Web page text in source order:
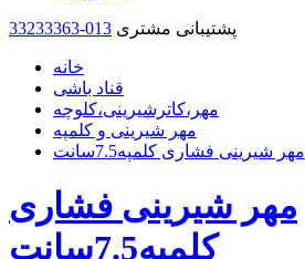
33233363-013 پشتیبانی مشتری
خانه
قناد باشی
مهر،کاترشیرینی،کلوچه
مهر شیرینی و کلمپه
مهر شیرینی فشاری کلمپه7.5سانت
مهر شیرینی فشاری
کلمپه7.5سانت